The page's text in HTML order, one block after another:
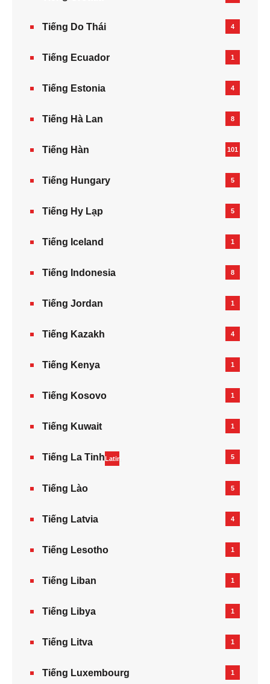
Tiếng Do Thái 4
Tiếng Ecuador 1
Tiếng Estonia 4
Tiếng Hà Lan 8
Tiếng Hàn 101
Tiếng Hungary 5
Tiếng Hy Lạp 5
Tiếng Iceland 1
Tiếng Indonesia 8
Tiếng Jordan 1
Tiếng Kazakh‎ 4
Tiếng Kenya 1
Tiếng Kosovo 1
Tiếng Kuwait 1
Tiếng La TinhLatin 5
Tiếng Lào 5
Tiếng Latvia 4
Tiếng Lesotho 1
Tiếng Liban 1
Tiếng Libya 1
Tiếng Litva 1
Tiếng Luxembourg 1